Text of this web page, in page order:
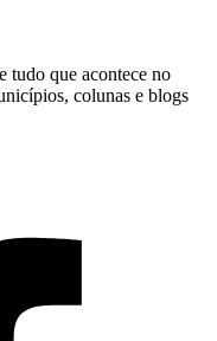
tudo que acontece no
colunas e blogs